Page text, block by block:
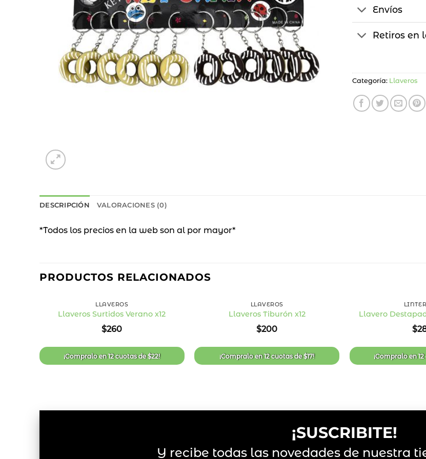
Envíos
Retiros en
Categoría: Llaveros
DESCRIPCIÓN VALORACIONES (0)
*Todos los precios en la web son al por mayor*
PRODUCTOS RELACIONADOS
de
deseos
LLAVEROS
Llaveros Surtidos Verano x12
$260
¡Compralo en12 cuotasde$22!
de
deseos
LLAVEROS
Llaveros Tiburón x12
$200
¡Compralo en12 cuotasde$17!
Llavero
$
¡Compralo en
¡SUSCRIBITE!
Y recibe todas las novedades de nuestra